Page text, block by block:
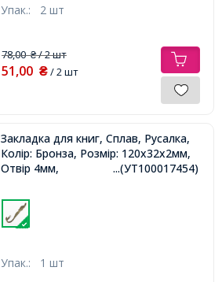
Упак.: 2 шт
78,00₴/ 2 шт
51,00 ₴/ 2 шт
Закладка для книг, Сплав, Русалка,
Колір: Бронза, Розмір: 120x32х2мм,
Отвір 4мм,
...(УТ100017454)
Упак.: 1 шт